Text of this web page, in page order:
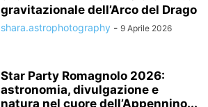
gravitazionale dell’Arco del Drago
shara.astrophotography - 9 Aprile 2026
Star Party Romagnolo 2026:
astronomia, divulgazione e
natura nel cuore dell’Appennino...